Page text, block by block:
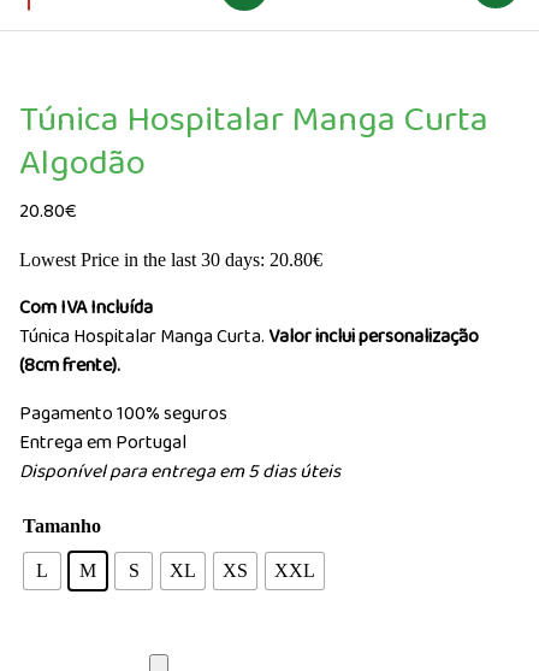
Túnica Hospitalar Manga Curta
Algodão
20.80€
Lowest Price in the last 30 days: 20.80€
Com IVA Incluída
Túnica Hospitalar Manga Curta.Valor inclui personalização
(8cm frente).
Pagamento 100% seguros
Entrega em Portugal
Disponível para entrega em 5 dias úteis
Tamanho
L M S XL XS XXL